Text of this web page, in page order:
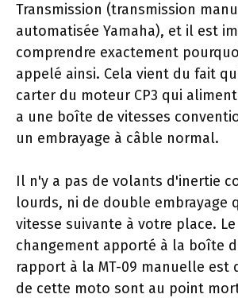
Transmission (transmission
automatisée Yamaha), et il est
comprendre exactement
appelé ainsi. Cela vient du fait
carter du moteur CP3 qui
a une boîte de vitesses
un embrayage à câble normal.
Il n'y a pas de volants d'inertie
lourds, ni de double embrayage
vitesse suivante à votre place.
changement apporté à la boîte
rapport à la MT-09 manuelle est
de cette moto sont au point